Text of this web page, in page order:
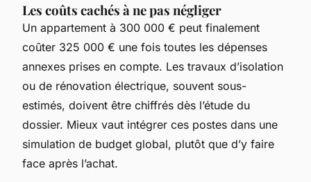
Les coûts cachés à ne pas négliger
Un appartement à 300 000 € peut finalement
coûter 325 000 € une fois toutes les dépenses
annexes prises en compte. Les travaux d’isolation
ou de rénovation électrique, souvent sous-
estimés, doivent être chiffrés dès l’étude du
dossier. Mieux vaut intégrer ces postes dans une
simulation de budget global, plutôt que d’y faire
face après l’achat.